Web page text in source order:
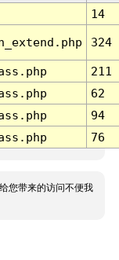
14
324
211
62
94
76
您带来的访问不便我